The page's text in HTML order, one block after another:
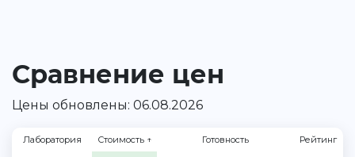
Сравнение цен
Цены обновлены: 06.08.2026
Лаборатория Стоимость ↑ Готовность Рейтинг